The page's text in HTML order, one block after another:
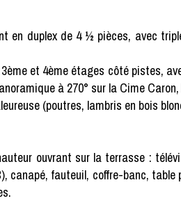
en duplex de 4 ½ pièces, avec
et 4ème étages côté pistes,
à 270° sur la Cime
(poutres, lambris en bois
ouvrant sur la terrasse :
canapé, fauteuil, coffre-banc,